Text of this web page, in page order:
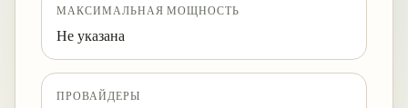
МАКСИМАЛЬНАЯ МОЩНОСТЬ
Не указана
ПРОВАЙДЕРЫ